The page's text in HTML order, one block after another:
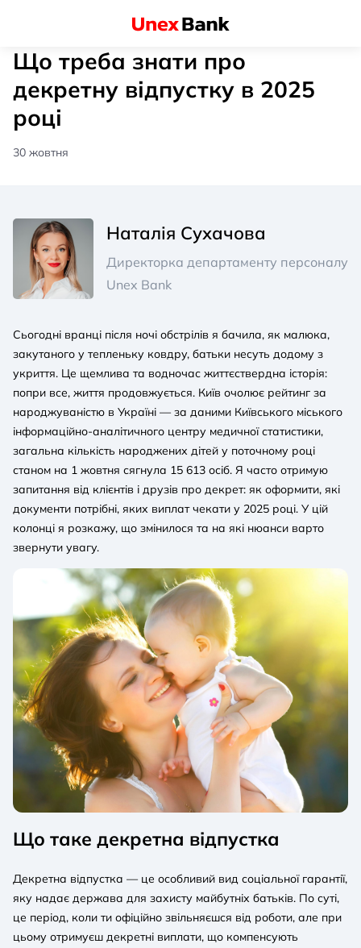
Що треба знати про
декретну відпустку в 2025
році
30 жовтня
Наталія Сухачова
Директорка департаменту персоналу
Unex Bank
Сьогодні вранці після ночі обстрілів я бачила, як малюка,
закутаного у тепленьку ковдру, батьки несуть додому з
укриття. Це щемлива та водночас життєствердна історія:
попри все, життя продовжується. Київ очолює рейтинг за
народжуваністю в Україні — за даними Київського міського
інформаційно-аналітичного центру медичної статистики,
загальна кількість народжених дітей у поточному році
станом на 1 жовтня сягнула 15 613 осіб. Я часто отримую
запитання від клієнтів і друзів про декрет: як оформити, які
документи потрібні, яких виплат чекати у 2025 році. У цій
колонці я розкажу, що змінилося та на які нюанси варто
звернути увагу.
Що таке декретна відпустка
Декретна відпустка — це особливий вид соціальної гарантії,
яку надає держава для захисту майбутніх батьків. По суті,
це період, коли ти офіційно звільняєшся від роботи, але при
цьому отримуєш декретні виплати, що компенсують